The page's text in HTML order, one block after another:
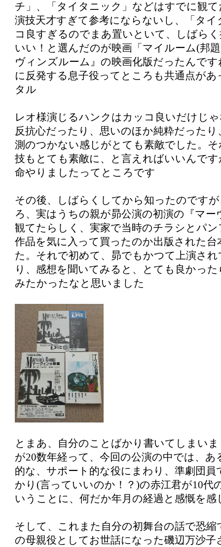
チ」、「タイタニック」などはすでに観
演技天才すぎて参考にならないし、「タ
コ良すぎるのでまあ置いといて、しばら
いい！と選んだのが映画「マイルーム(邦
ヴィンズルーム』の映画化版だったんで
に反発する息子役ってところも共通点が
タル
レオ様演じるハンクはカッコ良いだけじ
反抗心だったり、思いのほか純粋だった
測のつかない感じがとても素敵でした。
技もとても素敵に、と言えればいいんで
命やりましたってところです
その後、しばらくしてから知ったのです
ろ、実はうちの親が昴公演の初演の『マー
観てたらしく、実家で当時のチラシとパ
作品を気に入って買ったのか出版された台
た。それで初めて、昴でもかつて上演さ
り、感想を聞いてみると、とても良かっ
みたかったなと思いました
とまあ、自分のことばかり書いてしまい
が20数年経って、今回の公演の中では、
的な、サポート的な役にまわり、準劇団員
かり(言っていいのか！？)の赤江君が10代
いうことに、何だか年月の経過と感慨を感
そして、これまた自分の初舞台の話で恐縮
の母親役としてお世話になった磯辺万沙子